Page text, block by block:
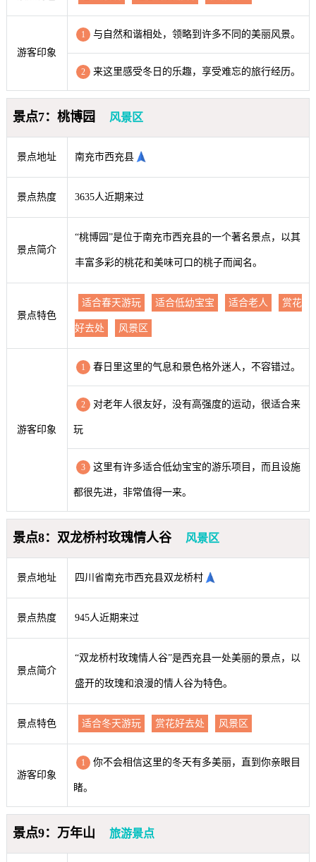
游客印象
1 与自然和谐相处，领略到许多不同的美丽风景。
2 来这里感受冬日的乐趣，享受难忘的旅行经历。
景点7：桃博园 风景区
景点地址 南充市西充县
景点热度 3635人近期来过
景点简介
“桃博园”是位于南充市西充县的一个著名景点，以其
丰富多彩的桃花和美味可口的桃子而闻名。
景点特色
适合春天游玩 适合低幼宝宝 适合老人 赏花
好去处 风景区
游客印象
1 春日里这里的气息和景色格外迷人，不容错过。
2 对老年人很友好，没有高强度的运动，很适合来
玩
3 这里有许多适合低幼宝宝的游乐项目，而且设施
都很先进，非常值得一来。
景点8：双龙桥村玫瑰情人谷 风景区
景点地址 四川省南充市西充县双龙桥村
景点热度 945人近期来过
景点简介
“双龙桥村玫瑰情人谷”是西充县一处美丽的景点，以
盛开的玫瑰和浪漫的情人谷为特色。
景点特色 适合冬天游玩 赏花好去处 风景区
游客印象
1 你不会相信这里的冬天有多美丽，直到你亲眼目
睹。
景点9：万年山 旅游景点